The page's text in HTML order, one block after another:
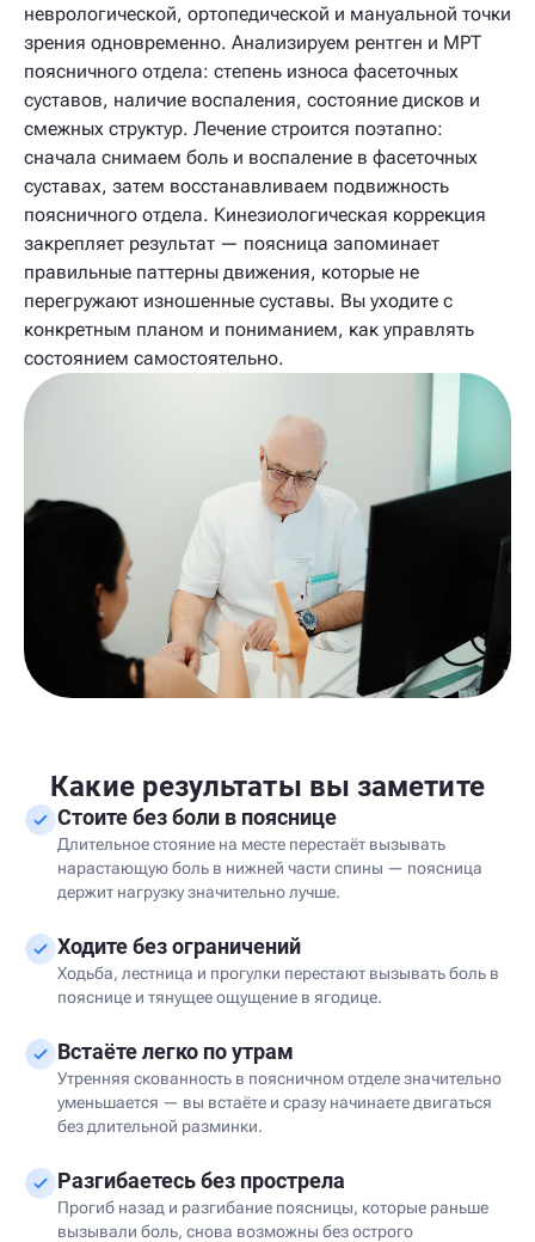
неврологической, ортопедической и мануальной точки
зрения одновременно. Анализируем рентген и МРТ
поясничного отдела: степень износа фасеточных
суставов, наличие воспаления, состояние дисков и
смежных структур. Лечение строится поэтапно:
сначала снимаем боль и воспаление в фасеточных
суставах, затем восстанавливаем подвижность
поясничного отдела. Кинезиологическая коррекция
закрепляет результат — поясница запоминает
правильные паттерны движения, которые не
перегружают изношенные суставы. Вы уходите с
конкретным планом и пониманием, как управлять
состоянием самостоятельно.
Какие результаты вы заметите
Стоите без боли в пояснице
Длительное стояние на месте перестаёт вызывать
нарастающую боль в нижней части спины — поясница
держит нагрузку значительно лучше.
Ходите без ограничений
Ходьба, лестница и прогулки перестают вызывать боль в
пояснице и тянущее ощущение в ягодице.
Встаёте легко по утрам
Утренняя скованность в поясничном отделе значительно
уменьшается — вы встаёте и сразу начинаете двигаться
без длительной разминки.
Разгибаетесь без прострела
Прогиб назад и разгибание поясницы, которые раньше
вызывали боль, снова возможны без острого